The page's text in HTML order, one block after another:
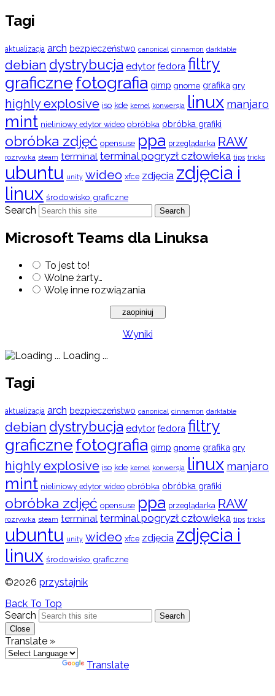
Tagi
aktualizacja arch bezpieczeństwo canonical cinnamon darktable
debian dystrybucja edytor fedora filtry
graficznefotografia gimp gnome grafika gry
highly explosive iso kde kernel konwersja linux manjaro
mint nieliniowy edytor wideo obróbka obróbka grafiki
obróbka zdjęć opensuse ppa przeglądarka RAW
rozrywka steam terminal terminal pogryzł człowieka tips tricks
ubuntu unity wideo xfce zdjęcia zdjęcia i
linux środowisko graficzne
Search Search
Microsoft Teams dla Linuksa
To jest to!
Wolne żarty…
Wolę inne rozwiązania
Wyniki
Loading ...
Tagi
aktualizacja arch bezpieczeństwo canonical cinnamon darktable
debian dystrybucja edytor fedora filtry
graficznefotografia gimp gnome grafika gry
highly explosive iso kde kernel konwersja linux manjaro
mint nieliniowy edytor wideo obróbka obróbka grafiki
obróbka zdjęć opensuse ppa przeglądarka RAW
rozrywka steam terminal terminal pogryzł człowieka tips tricks
ubuntu unity wideo xfce zdjęcia zdjęcia i
linux środowisko graficzne
©2026 przystajnik
Back To Top
Search
Search
Close
Translate »
Translate